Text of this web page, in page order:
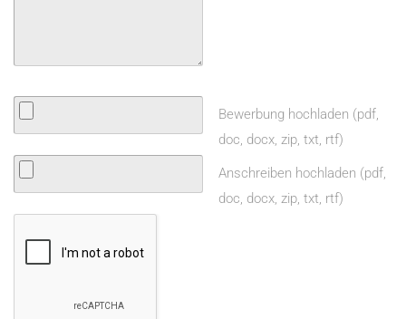
Bewerbung hochladen (pdf,
doc, docx, zip, txt, rtf)
Anschreiben hochladen (pdf,
doc, docx, zip, txt, rtf)